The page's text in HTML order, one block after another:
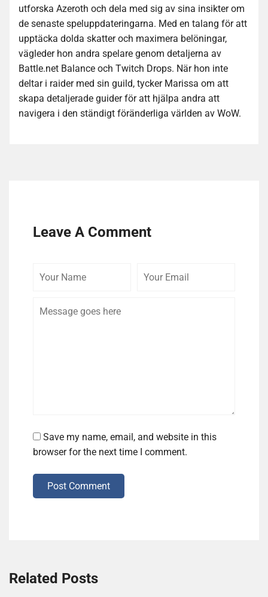
utforska Azeroth och dela med sig av sina insikter om
de senaste speluppdateringarna. Med en talang för att
upptäcka dolda skatter och maximera belöningar,
vägleder hon andra spelare genom detaljerna av
Battle.net Balance och Twitch Drops. När hon inte
deltar i raider med sin guild, tycker Marissa om att
skapa detaljerade guider för att hjälpa andra att
navigera i den ständigt föränderliga världen av WoW.
Leave A Comment
Save my name, email, and website in this
browser for the next time I comment.
Post Comment
Related Posts